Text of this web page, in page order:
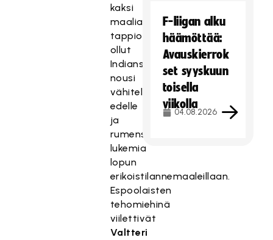
kaksi
maalia
tappiolla
ollut
Indians
nousi
vähitellen
edelle
ja
rumensi
lukemia
lopun
erikoistilannemaaleillaan.
Espoolaisten
tehomiehinä
viilettivät
Valtteri
F-liigan alku
häämöttää:
Avauskierrok
set syyskuun
toisella
viikolla
04.08.2026